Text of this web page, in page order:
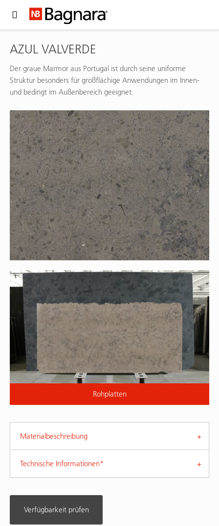
AZUL VALVERDE
Der graue Marmor aus Portugal ist durch seine uniforme
Struktur besonders für großflächige Anwendungen im Innen-
und bedingt im Außenbereich geeignet.
Rohplatten
Materialbeschreibung
Technische Informationen*
Verfügbarkeit prüfen